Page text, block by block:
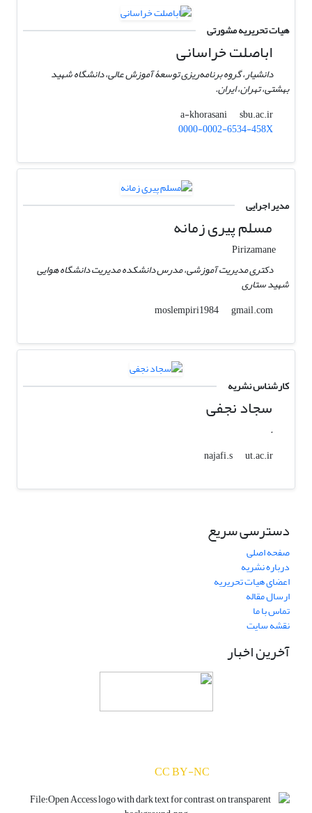
هیات تحریریه مشورتی
اباصلت خراسانی
دانشیار، گروه برنامه‌ریزی توسعۀ آموزش عالی، دانشگاه شهید
بهشتی، تهران، ایران.
a-khorasani
sbu.ac.ir
0000-0002-6534-458X
مدیر اجرایی
مسلم پیری زمانه
Pirizamane
دکتری مدیریت آموزشی، مدرس دانشکده مدیریت دانشگاه هوایی
شهید ستاری
moslempiri1984
gmail.com
کارشناس نشریه
سجاد نجفی
.
najafi.s
ut.ac.ir
دسترسی سریع
صفحه اصلی
درباره نشریه
اعضای هیات تحریریه
ارسال مقاله
تماس با ما
نقشه سایت
آخرین اخبار
CC BY-NC